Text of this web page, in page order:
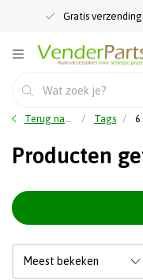
Gratis
Terug naar home Tags 6
Producten